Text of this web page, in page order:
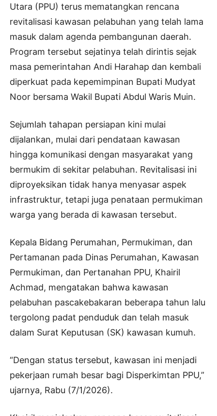
Utara (PPU) terus mematangkan rencana
revitalisasi kawasan pelabuhan yang telah lama
masuk dalam agenda pembangunan daerah.
Program tersebut sejatinya telah dirintis sejak
masa pemerintahan Andi Harahap dan kembali
diperkuat pada kepemimpinan Bupati Mudyat
Noor bersama Wakil Bupati Abdul Waris Muin.
Sejumlah tahapan persiapan kini mulai
dijalankan, mulai dari pendataan kawasan
hingga komunikasi dengan masyarakat yang
bermukim di sekitar pelabuhan. Revitalisasi ini
diproyeksikan tidak hanya menyasar aspek
infrastruktur, tetapi juga penataan permukiman
warga yang berada di kawasan tersebut.
Kepala Bidang Perumahan, Permukiman, dan
Pertamanan pada Dinas Perumahan, Kawasan
Permukiman, dan Pertanahan PPU, Khairil
Achmad, mengatakan bahwa kawasan
pelabuhan pascakebakaran beberapa tahun lalu
tergolong padat penduduk dan telah masuk
dalam Surat Keputusan (SK) kawasan kumuh.
“Dengan status tersebut, kawasan ini menjadi
pekerjaan rumah besar bagi Disperkimtan PPU,”
ujarnya, Rabu (7/1/2026).